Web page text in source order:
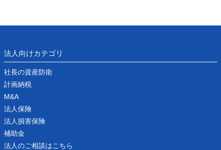
法人向けカテゴリ
社長の資産防衛
計画納税
M&A
法人保険
法人損害保険
補助金
法人のご相談はこちら